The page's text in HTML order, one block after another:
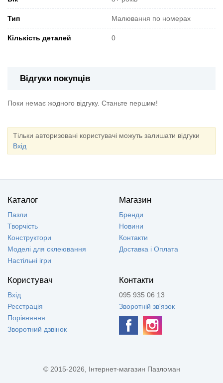
Тип Малювання по номерах
Кількість деталей 0
Відгуки покупців
Поки немає жодного відгуку. Станьте першим!
Тільки авторизовані користувачі можуть залишати відгуки
Вхід
Каталог
Пазли
Творчість
Конструктори
Моделі для склеювання
Настільні ігри
Магазин
Бренди
Новини
Контакти
Доставка і Оплата
Користувач
Вхід
Реєстрація
Порівняння
Зворотний дзвінок
Контакти
095 935 06 13
Зворотній зв'язок
© 2015-2026, Інтернет-магазин Пазломан